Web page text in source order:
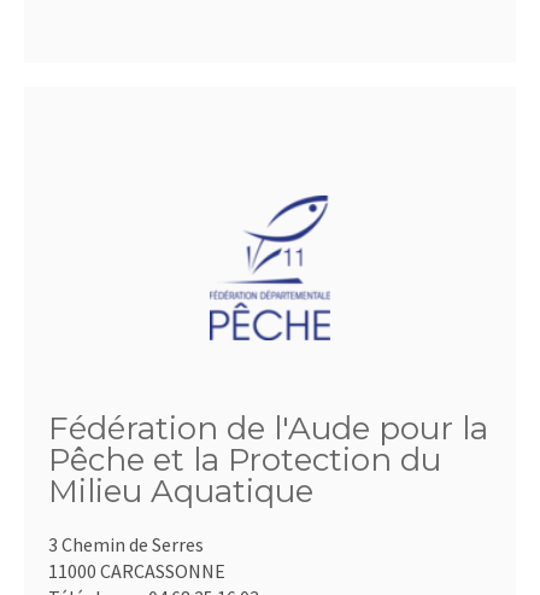
Fédération de l'Aude pour la
Pêche et la Protection du
Milieu Aquatique
3 Chemin de Serres
11000 CARCASSONNE